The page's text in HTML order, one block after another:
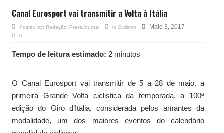
Canal Eurosport vai transmitir a Volta à Itália
Posted by: Redação iPressJournal in Ciclismo Maio 3, 2017
0
Tempo de leitura estimado: 2 minutos
O Canal Eurosport vai transmitir de 5 a 28 de maio, a
primeira Grande Volta ciclistica da temporada, a 100ª
edição do Giro d’Italia, considerada pelos amantes da
modalidade, um dos maiores eventos do calendário